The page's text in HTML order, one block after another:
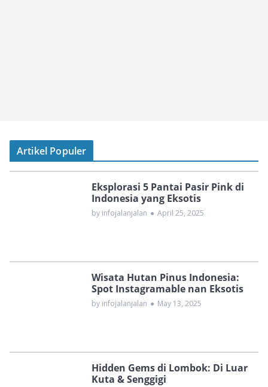
Artikel Populer
Eksplorasi 5 Pantai Pasir Pink di
Indonesia yang Eksotis
by infojalanjalan ● April 25, 2025
Wisata Hutan Pinus Indonesia:
Spot Instagramable nan Eksotis
by infojalanjalan ● May 13, 2025
Hidden Gems di Lombok: Di Luar
Kuta & Senggigi